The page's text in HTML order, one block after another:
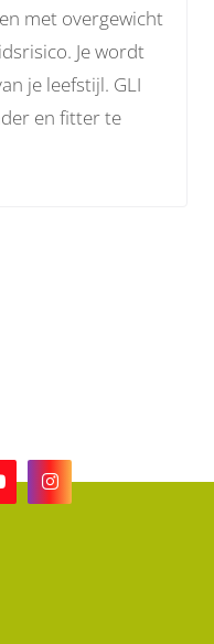
met overgewicht
Je wordt
je leefstijl. GLI
en fitter te